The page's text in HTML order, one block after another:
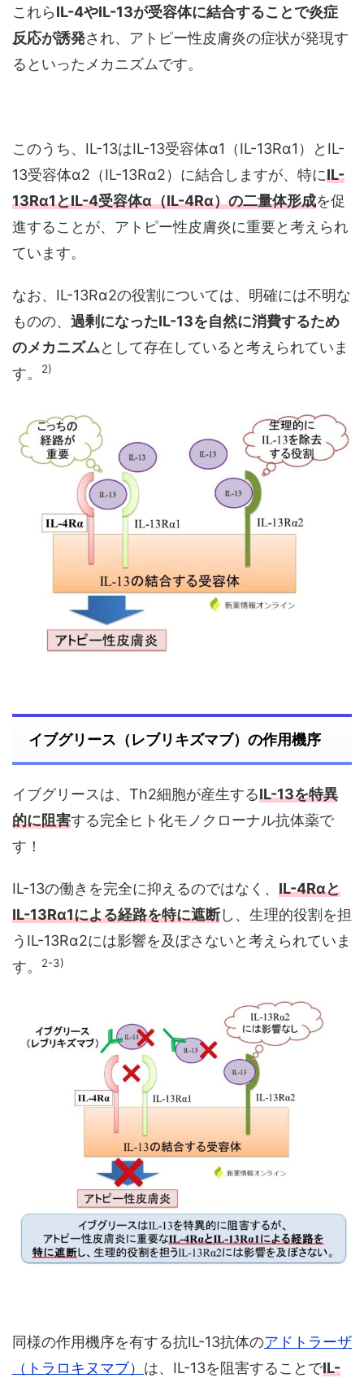
これらIL-4やIL-13が受容体に結合することで炎症
反応が誘発され、アトピー性皮膚炎の症状が発現す
るといったメカニズムです。
このうち、IL-13はIL-13受容体α1（IL-13Rα1）とIL-
13受容体α2（IL-13Rα2）に結合しますが、特にIL-
13Rα1とIL-4受容体α（IL-4Rα）の二量体形成を促
進することが、アトピー性皮膚炎に重要と考えられ
ています。
なお、IL-13Rα2の役割については、明確には不明な
ものの、 過剰になったIL-13を自然に消費するため
のメカニズムとして存在していると考えられていま
す。
2)
イブグリース（レブリキズマブ）の作用機序
イブグリースは、Th2細胞が産生するIL-13を特異
的に阻害する完全ヒト化モノクローナル抗体薬で
す！
IL-13の働きを完全に抑えるのではなく、 IL-4Rαと
IL-13Rα1による経路を特に遮断し、生理的役割を担
うIL-13Rα2には影響を及ぼさないと考えられていま
す。
2-3)
同様の作用機序を有する抗IL-13抗体のアドトラーザ
（トラロキヌマブ） は、IL-13を阻害することでIL-